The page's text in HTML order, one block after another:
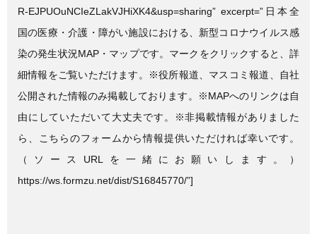
R-EJPUOuNCIeZLakVJHiXK4&usp=sharing” excerpt=”日本全
国の医療・介護・障がい施設における、新型コロナウイルス感
染の発生状況MAP・マップです。マークをクリックすると、詳
細情報をご覧いただけます。※役所報道、マスコミ報道、自社
公開された情報のみ掲載しております。※MAPへのリンクは自
由にしていただいて大丈夫です。※非掲載情報がありました
ら、こちらのフォームから情報提供いただければ幸いです。
（ソースURLを一緒にお願いします。）
https://ws.formzu.net/dist/S16845770/”]